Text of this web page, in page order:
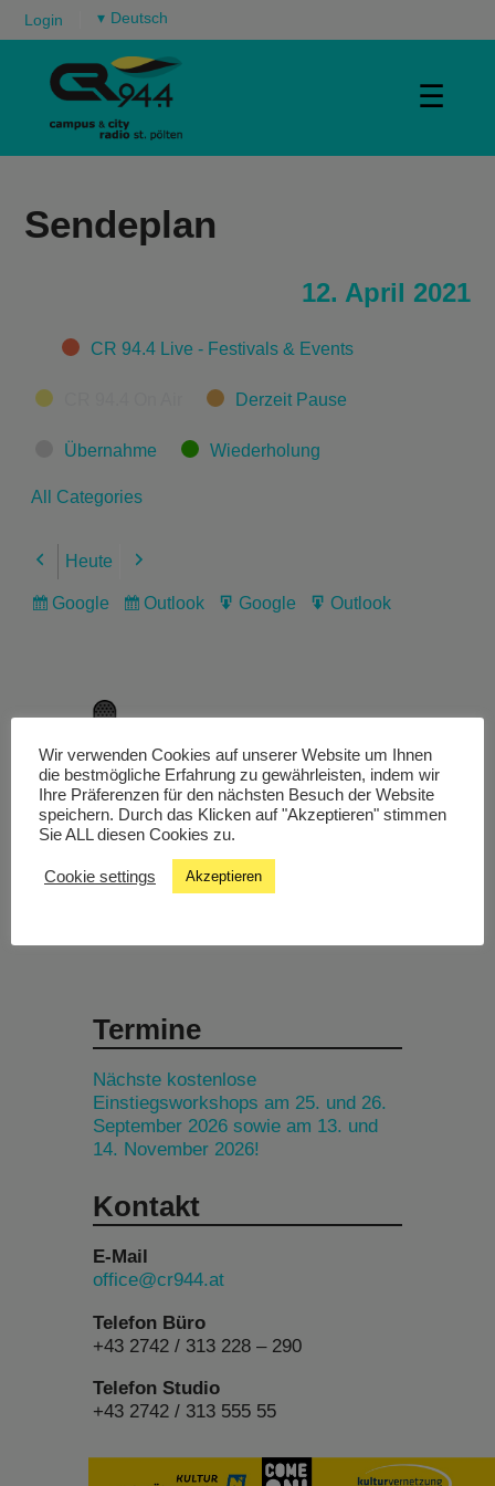
Login ▾
☰
Sendeplan
12. April 2021
CategoriesCR 94.4 Live - Festivals & Events
Derzeit Pause
Übernahme Wiederholung
All Categories
Previous
Heute Next
Subscribe
Google
Subscribe
Outlook
Export
Google
Export
Outlook
Livestream
Studiochat
Termine
Nächste kostenlose
Einstiegsworkshops am 25. und 26.
September 2026 sowie am 13. und
14. November 2026!
Kontakt
E-Mail
office@cr944.at
Telefon Büro
+43 2742 / 313 228 – 290
Telefon Studio
+43 2742 / 313 555 55
Wir verwenden Cookies auf unserer Website um Ihnen
die bestmögliche Erfahrung zu gewährleisten, indem wir
Ihre Präferenzen für den nächsten Besuch der Website
speichern. Durch das Klicken auf "Akzeptieren" stimmen
Sie ALL diesen Cookies zu.
Cookie settings Akzeptieren